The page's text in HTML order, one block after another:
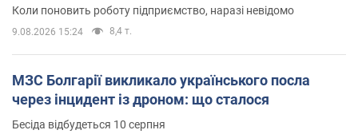
Коли поновить роботу підприємство, наразі невідомо
9.08.2026 15:24 8,4 т.
МЗС Болгарії викликало українського посла
через інцидент із дроном: що сталося
Бесіда відбудеться 10 серпня